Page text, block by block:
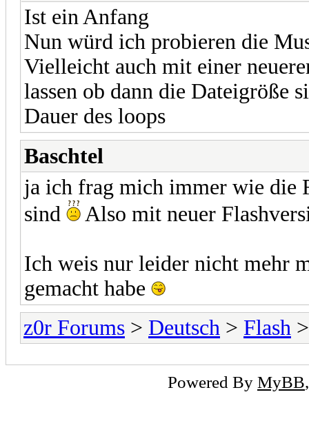
Ist ein Anfang
Nun würd ich probieren die
Vielleicht auch mit einer
lassen ob dann die Dateigröße
Dauer des loops
Baschtel
ja ich frag mich immer wie die
sind
Also mit neuer
Ich weis nur leider nicht mehr
gemacht habe
z0r Forums > Deutsch > Flash
Powered By MyBB